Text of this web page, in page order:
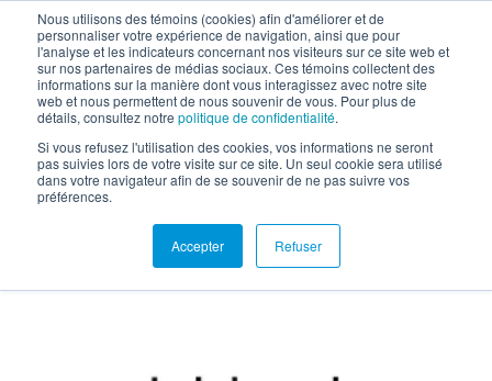
Nous utilisons des témoins (cookies) afin d'améliorer et de
personnaliser votre expérience de navigation, ainsi que pour
l'analyse et les indicateurs concernant nos visiteurs sur ce site web et
sur nos partenaires de médias sociaux. Ces témoins collectent des
informations sur la manière dont vous interagissez avec notre site
web et nous permettent de nous souvenir de vous. Pour plus de
détails, consultez notre politique de confidentialité.
Si vous refusez l'utilisation des cookies, vos informations ne seront
pas suivies lors de votre visite sur ce site. Un seul cookie sera utilisé
dans votre navigateur afin de se souvenir de ne pas suivre vos
préférences.
Accepter Refuser
Colibri Art Design Inc.